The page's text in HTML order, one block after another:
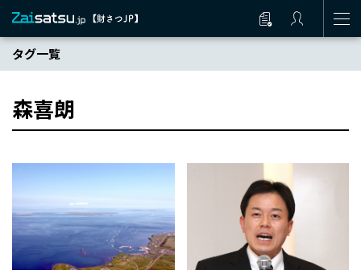
タグ一覧
森喜朗